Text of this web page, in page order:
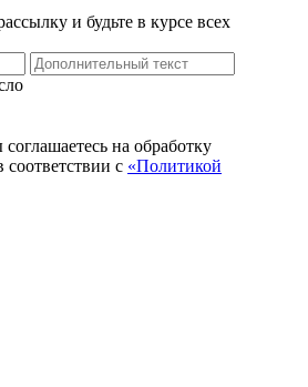
и будьте в курсе всех
на обработку
с «Политикой